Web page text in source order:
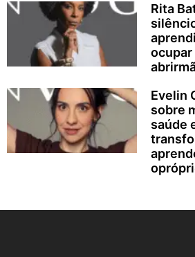
Rita
ocupar
Evelin
sobre
saúde